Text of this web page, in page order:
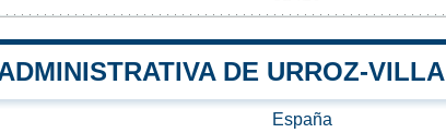
DE URROZ-VILLA
España